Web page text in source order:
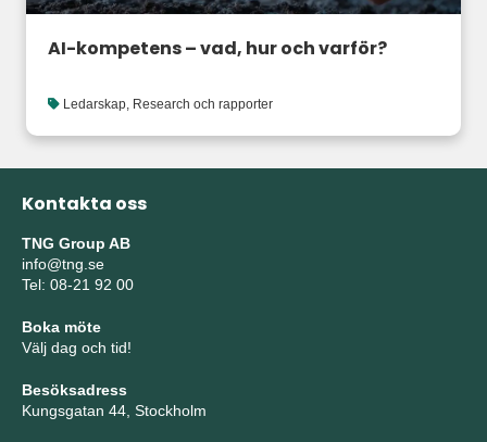
AI-kompetens – vad, hur och varför?
Ledarskap Research och rapporter
Kontakta oss
TNG Group AB
info@tng.se
Tel: 08-21 92 00
Boka möte
Välj dag och tid!
Besöksadress
Kungsgatan 44, Stockholm